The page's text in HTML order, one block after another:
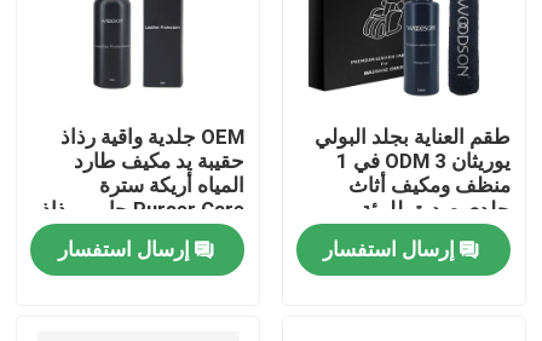
جولة في المعمل
ضبط الجودة
اتصل بنا
أخبار
طقم العناية بجلد البولي
يوريثان ODM 3 في 1
منظف ومكيف أثاث
جلدي صديق للبيئة
إرسال استفسار
OEM جلدية واقية رذاذ
حقيبة يد مكيف طارد
المياه أريكة سترة
Purser Care حامي رذاذ
إرسال استفسار